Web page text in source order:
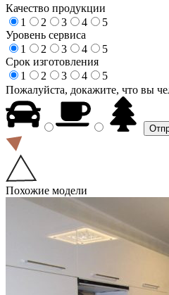
Качество продукции
1
2 3 4
5
Уровень сервиса
1
2 3 4
5
Срок изготовления
1
2 3 4
5
Пожалуйста, докажите, что вы
Похожие модели